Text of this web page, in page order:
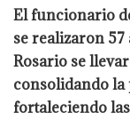
El funcionario
se realizaron
Rosario se
consolidando
fortaleciendo